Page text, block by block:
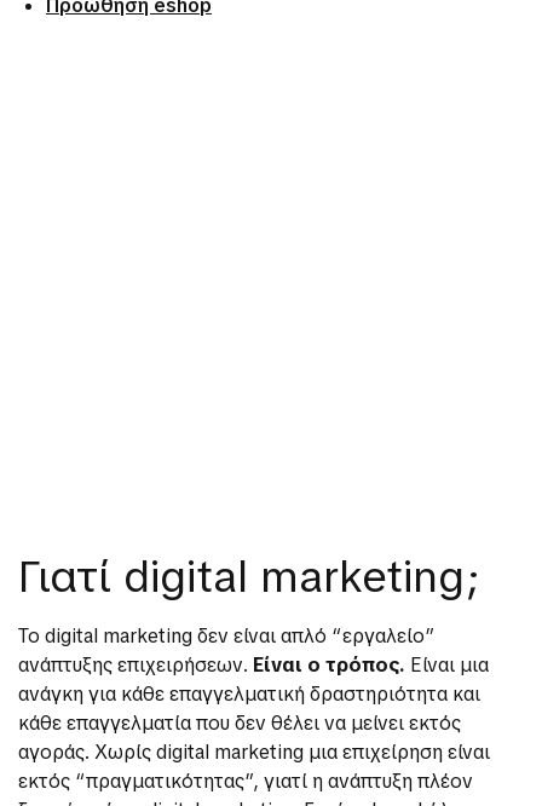
Προώθηση eshop
Γιατί digital marketing;
Το digital marketing δεν είναι απλό “εργαλείο”
ανάπτυξης επιχειρήσεων. Είναι ο τρόπος. Είναι μια
ανάγκη για κάθε επαγγελματική δραστηριότητα και
κάθε επαγγελματία που δεν θέλει να μείνει εκτός
αγοράς. Χωρίς digital marketing μια επιχείρηση είναι
εκτός “πραγματικότητας”, γιατί η ανάπτυξη πλέον